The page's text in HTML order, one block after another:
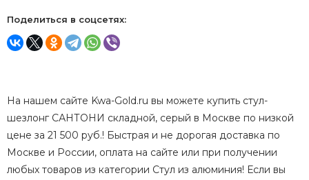
Поделиться в соцсетях:
На нашем сайте Kwa-Gold.ru вы можете купить стул-
шезлонг САНТОНИ складной, серый в Москве по низкой
цене за 21 500 руб.! Быстрая и не дорогая доставка по
Москве и России, оплата на сайте или при получении
любых товаров из категории Стул из алюминия! Если вы